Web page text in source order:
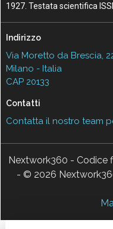
1927. Testata scientifica
Indirizzo
Via Moretto da Brescia,
Milano - Italia
CAP 20133
Contatti
Contatta il nostro team
Nextwork360 - Codice
- © 2026